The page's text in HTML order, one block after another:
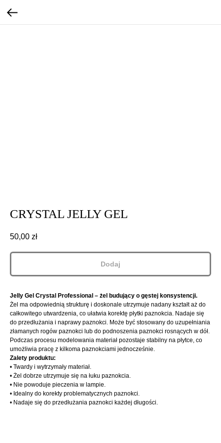
CRYSTAL JELLY GEL
50,00 zł
Dodaj
Jelly Gel Crystal Professional – żel budujący o gęstej konsystencji.
Żel ma odpowiednią strukturę i doskonale utrzymuje nadany kształt aż do
całkowitego utwardzenia, co ułatwia korektę płytki paznokcia. Nadaje się
do przedłużania i naprawy paznokci. Może być stosowany do uzupełniania
złamanych rogów paznokci lub do podnoszenia paznokci rosnących w dół.
Podczas procesu modelowania materiał pozostaje stabilny na płytce, co
umożliwia pracę z kilkoma paznokciami jednocześnie.
Zalety produktu:
• Twardy i wytrzymały materiał.
• Żel dobrze utrzymuje się na łuku paznokcia.
• Nie powoduje pieczenia w lampie.
• Idealny do korekty problematycznych paznokci.
• Nadaje się do przedłużania paznokci każdej długości.